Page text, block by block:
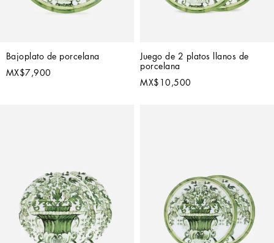
Bajoplato de porcelana
MX$7,900
Juego de 2 platos llanos de
porcelana
MX$10,500